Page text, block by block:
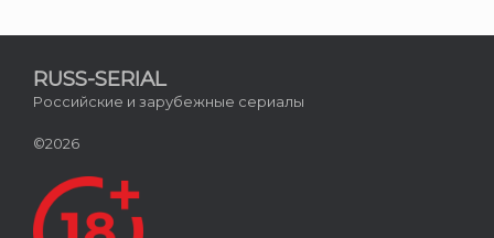
RUSS-SERIAL
Российские и зарубежные сериалы
©2026